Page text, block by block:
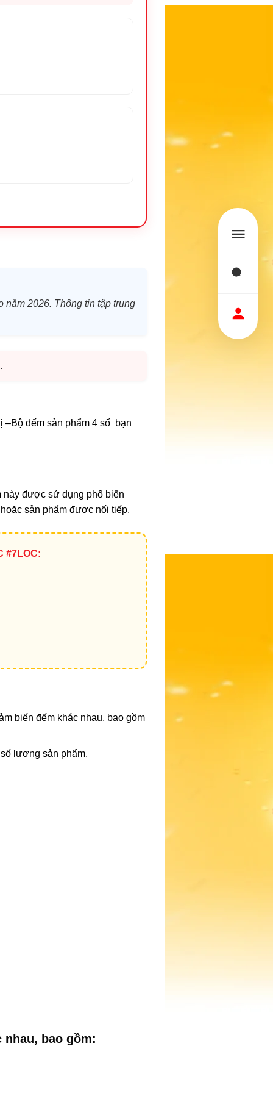
2026. Thông tin tập trung
–Bộ đếm sản phẩm 4 số bạn
này được sử dụng phổ biến
sản phẩm được nối tiếp.
#7LOC:
biến đếm khác nhau, bao gồm
lượng sản phẩm.
bao gồm: